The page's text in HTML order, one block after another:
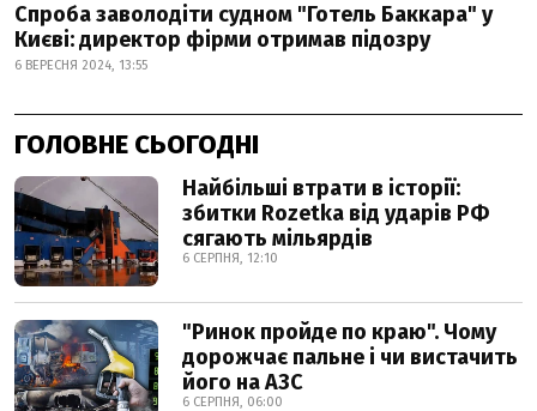
Спроба заволодіти судном "Готель Баккара" у
Києві: директор фірми отримав підозру
6 ВЕРЕСНЯ 2024, 13:55
ГОЛОВНЕ СЬОГОДНІ
Найбільші втрати в історії:
збитки Rozetka від ударів РФ
сягають мільярдів
6 СЕРПНЯ, 12:10
"Ринок пройде по краю". Чому
дорожчає пальне і чи вистачить
його на АЗС
6 СЕРПНЯ, 06:00